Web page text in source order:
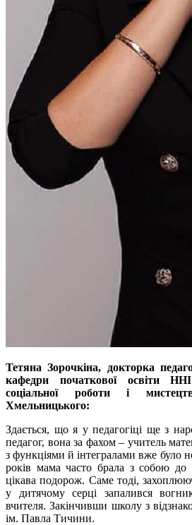
Тетяна Зорочкіна, докторка
кафедри початкової освіти ННІ
соціальної роботи і
Хмельницького:
Здається, що я у педагогіці ще з
педагог, вона за фахом – учитель
з функціями й інтегралами вже було
років мама часто брала з собою
цікава подорож. Саме тоді,
у дитячому серці запалився
вчителя. Закінчивши школу з
ім. Павла Тичини.